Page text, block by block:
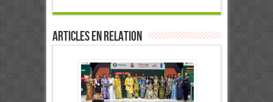
Articles en relation